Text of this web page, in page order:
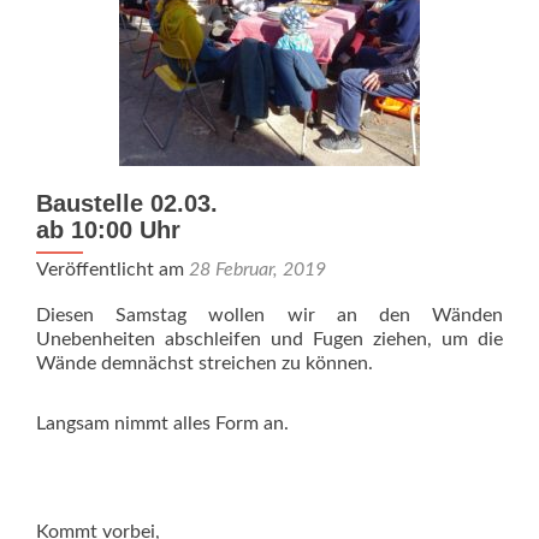
Baustelle 02.03.
ab 10:00 Uhr
Veröffentlicht am 28 Februar, 2019
Diesen Samstag wollen wir an den Wänden
Unebenheiten abschleifen und Fugen ziehen, um die
Wände demnächst streichen zu können.
Langsam nimmt alles Form an.
Kommt vorbei,